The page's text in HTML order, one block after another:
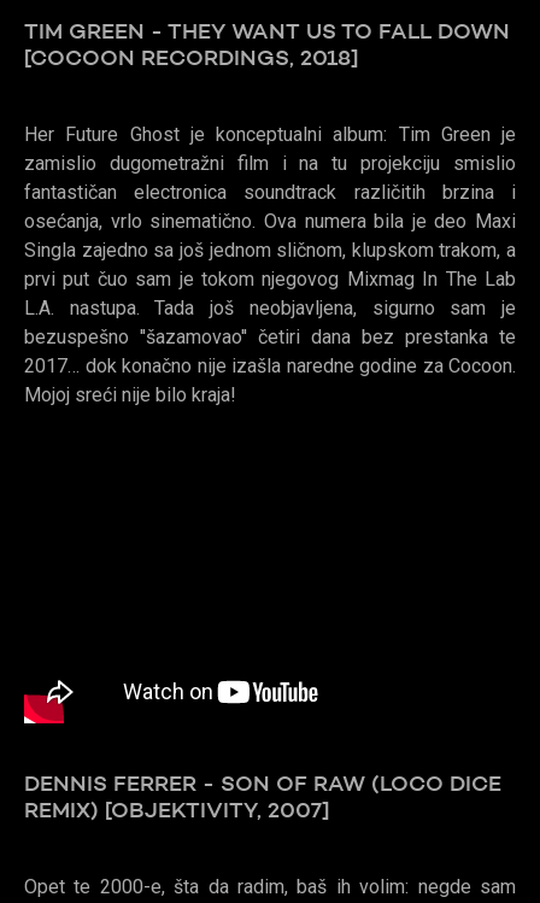
TIM GREEN - THEY WANT US TO FALL DOWN
[COCOON RECORDINGS, 2018]
Her Future Ghost je konceptualni album: Tim Green je
zamislio dugometražni film i na tu projekciju smislio
fantastičan electronica soundtrack različitih brzina i
osećanja, vrlo sinematično. Ova numera bila je deo Maxi
Singla zajedno sa još jednom sličnom, klupskom trakom, a
prvi put čuo sam je tokom njegovog Mixmag In The Lab
L.A. nastupa. Tada još neobjavljena, sigurno sam je
bezuspešno ''šazamovao'' četiri dana bez prestanka te
2017… dok konačno nije izašla naredne godine za Cocoon.
Mojoj sreći nije bilo kraja!
DENNIS FERRER - SON OF RAW (LOCO DICE
REMIX) [OBJEKTIVITY, 2007]
Opet te 2000-e, šta da radim, baš ih volim: negde sam